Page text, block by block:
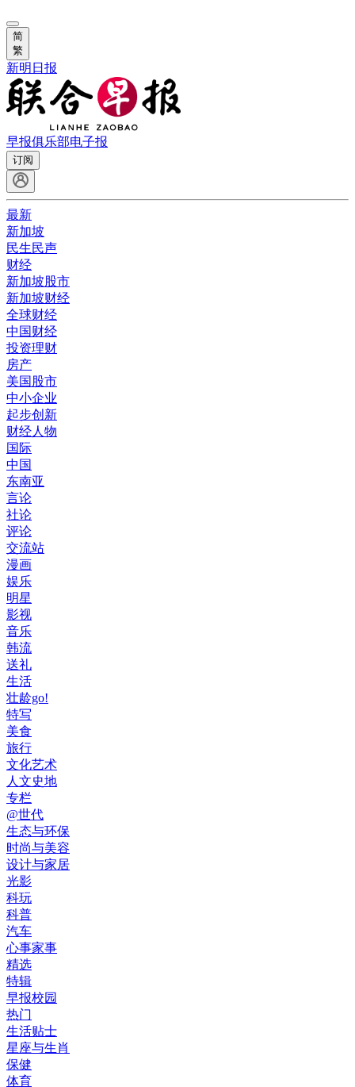
简
繁
新明日报
早报俱乐部电子报
订阅
最新
新加坡
民生民声
财经
新加坡股市
新加坡财经
全球财经
中国财经
投资理财
房产
美国股市
中小企业
起步创新
财经人物
国际
中国
东南亚
言论
社论
评论
交流站
漫画
娱乐
明星
影视
音乐
韩流
送礼
生活
壮龄go!
特写
美食
旅行
文化艺术
人文史地
专栏
@世代
生态与环保
时尚与美容
设计与家居
光影
科玩
科普
汽车
心事家事
精选
特辑
早报校园
热门
生活贴士
星座与生肖
保健
体育